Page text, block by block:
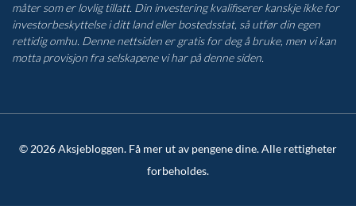
måter som er lovlig tillatt. Din investering kvalifiserer kanskje ikke for
investorbeskyttelse i ditt land eller bostedsstat, så utfør din egen
rettidig omhu. Denne nettsiden er gratis for deg å bruke, men vi kan
motta provisjon fra selskapene vi har på denne siden.
© 2026 Aksjebloggen. Få mer ut av pengene dine. Alle rettigheter
forbeholdes.